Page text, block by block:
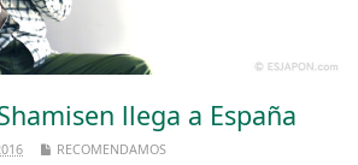
llega a España
RECOMENDAMOS